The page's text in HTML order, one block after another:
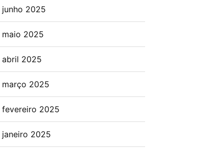
junho 2025
maio 2025
abril 2025
março 2025
fevereiro 2025
janeiro 2025